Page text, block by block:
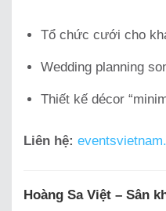
Tổ chức cưới cho
Wedding planning
Thiết kế décor
Liên hệ:
Hoàng Sa Việt – Sân